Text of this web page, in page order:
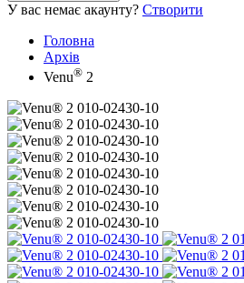
У вас немає акаунту? Створити
Головна
Архів
Venu® 2